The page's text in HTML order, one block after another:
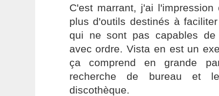
C'est marrant, j'ai
plus d'outils destinés à
qui ne sont pas capables de
avec ordre. Vista en est un
ça comprend en grande
recherche de bureau et
discothèque.